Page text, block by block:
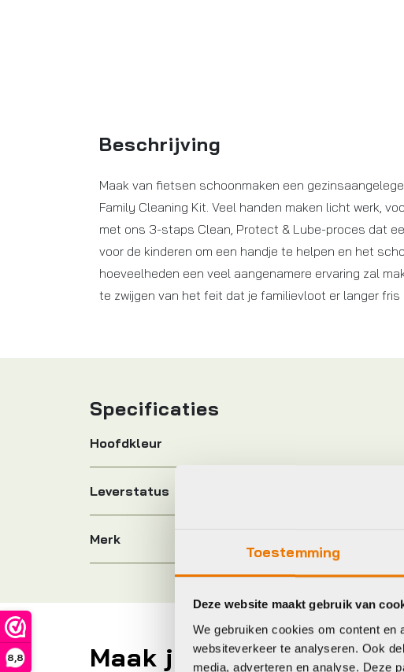
Toestemming
Deze website maakt gebruik van
We gebruiken cookies om content en
websiteverkeer te analyseren. Ook
media, adverteren en analyse. Deze
8,8
Beschrijving
Maak van fietsen schoonmaken een
Family Cleaning Kit. Veel handen maken licht werk,
met ons 3-staps Clean, Protect & Lube-proces dat
voor de kinderen om een handje te helpen en het
hoeveelheden een veel aangenamere ervaring zal
te zwijgen van het feit dat je familievloot er langer
Specificaties
Hoofdkleur
Leverstatus
Merk
Maak je fiets compleet